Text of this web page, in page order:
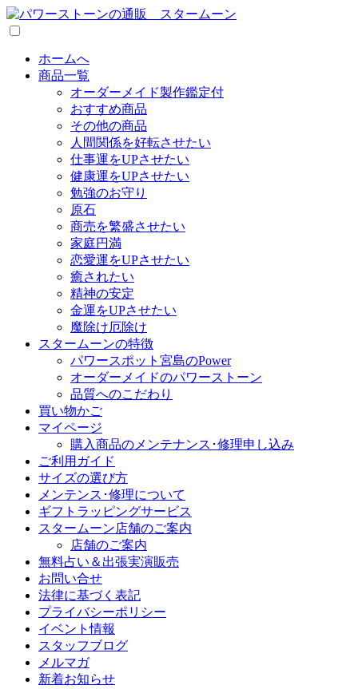
ホームへ
商品一覧
オーダーメイド製作鑑定付
おすすめ商品
その他の商品
人間関係を好転させたい
仕事運をUPさせたい
健康運をUPさせたい
勉強のお守り
原石
商売を繁盛させたい
家庭円満
恋愛運をUPさせたい
癒されたい
精神の安定
金運をUPさせたい
魔除け厄除け
スタームーンの特徴
パワースポット宮島のPower
オーダーメイドのパワーストーン
品質へのこだわり
買い物かご
マイページ
購入商品のメンテナンス･修理申し込み
ご利用ガイド
サイズの選び方
メンテンス･修理について
ギフトラッピングサービス
スタームーン店舗のご案内
店舗のご案内
無料占い＆出張実演販売
お問い合せ
法律に基づく表記
プライバシーポリシー
イベント情報
スタッフブログ
メルマガ
新着お知らせ